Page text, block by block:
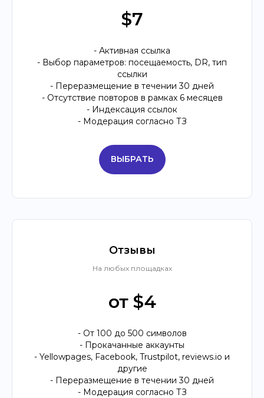
$7
- Активная ссылка
- Выбор параметров: посещаемость, DR, тип
ссылки
- Переразмещение в течении 30 дней
- Отсутствие повторов в рамках 6 месяцев
- Индексация ссылок
- Модерация согласно ТЗ
ВЫБРАТЬ
Отзывы
На любых площадках
от $4
- От 100 до 500 символов
- Прокачанные аккаунты
- Yellowpages, Facebook, Trustpilot, reviews.io и
другие
- Переразмещение в течении 30 дней
- Модерация согласно ТЗ